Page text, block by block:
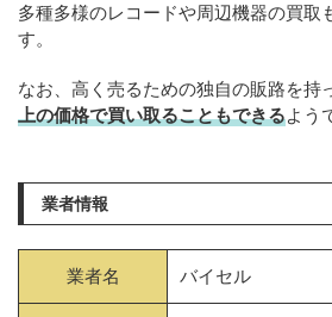
多種多様のレコードや周辺機器の買取
す。
なお、高く売るための独自の販路を持
上の価格で買い取ることもできるよう
業者情報
業者名 バイセル